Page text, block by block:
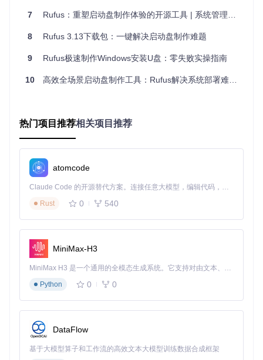
兼容性突破：老旧电脑也能安装新系统
很多用户遇到的"硬件不支持"问题，其实是可以解决的。Rufu
s提供了智能优化功能，能帮助老旧电脑绕过新系统的硬件限
制，让低配设备也能享受新版本系统的功能。
实战指南：从零开始制作你的启动盘
在开始前，请准备好：
一个8GB以上的U盘（建议USB 3.0接口）
稳定的网络连接（用于下载系统镜像）
成功标志：U盘已插入电脑，能在"我的电脑"中看到可移动磁
下载镜像：点击"SELECT"按钮旁的下拉箭头，选择"Down
load"，按提示选择系统版本
配置参数：保持默认设置即可满足大多数需求，如需调整
可参考界面提示
图：Rufus的ISO镜像下载窗口，可选择Windows 11版本、发
行版、语言和架构
7 Rufus：重塑启动盘制作体验的开源工具 | 系统管理员与技术爱好者必备工具
8 Rufus 3.13下载包：一键解决启动盘制作难题
9 Rufus极速制作Windows安装U盘：零失败实操指南
10 高效全场景启动盘制作工具：Rufus解决系统部署难题的终极方案
热门项目推荐相关项目推荐
atomcode
Claude Code 的开源替代方案。连接任意大模型，编辑代码，运行命令，自动验证 — 全自动执行。用 Rust 构建，极致性能。 ｜ An open-source alternative to Claude Code. Connect any LLM, edit code, run commands, and verify changes — autonomously. Built in Rust for speed. Get Started
Rust
0 540
MiniMax-H3
MiniMax H3 是一个通用的全模态生成系统。它支持对由文本、图像、视频和音频组成的多模态上下文进行统一理解，并能生成分辨率高达 2K、时长可达 15 秒的带原生立体声音频的视频。得益于面向任务泛化的系统设计，H3 在预训练阶段就已具备广泛的多模态上下文理解与生成能力，能够出色地执行复杂的多模态指令。
Python
0 0
DataFlow
基于大模型算子和工作流的高效文本大模型训练数据合成框架